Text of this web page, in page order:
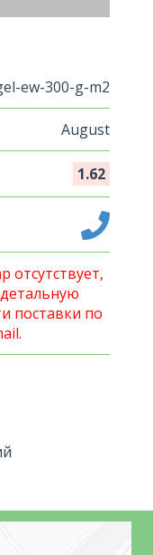
ew-300-g-m2
August
1.62
отсутствует,
поставки по